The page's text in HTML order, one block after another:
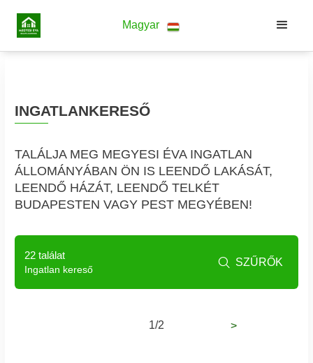
Magyar
INGATLANKERESŐ
TALÁLJA MEG MEGYESI ÉVA INGATLAN
ÁLLOMÁNYÁBAN ÖN IS LEENDŐ LAKÁSÁT,
LEENDŐ HÁZÁT, LEENDŐ TELKÉT
BUDAPESTEN VAGY PEST MEGYÉBEN!
1/2 >
22 találat
Ingatlan kereső
 SZŰRŐK